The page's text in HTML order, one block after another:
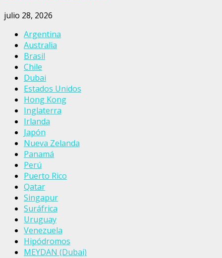
julio 28, 2026
Argentina
Australia
Brasil
Chile
Dubai
Estados Unidos
Hong Kong
Inglaterra
Irlanda
Japón
Nueva Zelanda
Panamá
Perú
Puerto Rico
Qatar
Singapur
Suráfrica
Uruguay
Venezuela
Hipódromos
MEYDAN (Dubai)